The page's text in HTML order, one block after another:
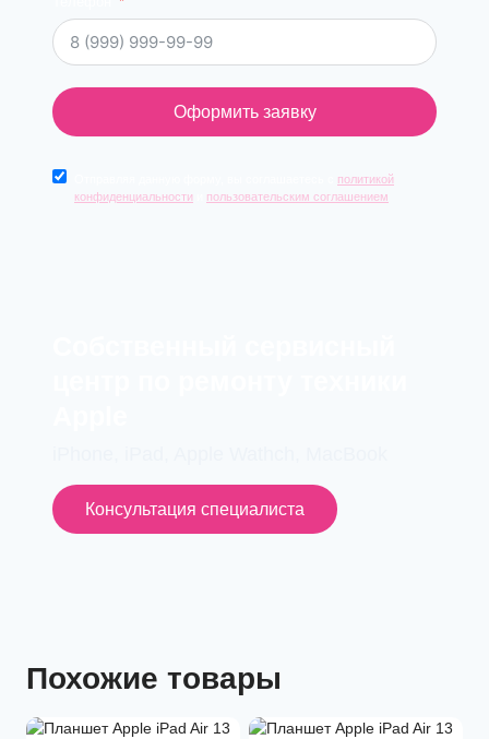
Оформить заявку
политикой
конфиденциальности
пользовательским соглашением
Консультация специалиста
Похожие товары